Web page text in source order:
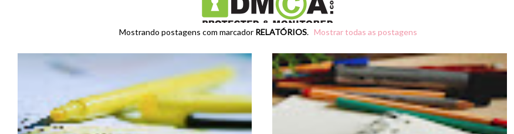
Mostrando postagens com marcador RELATÓRIOS. Mostrar todas as postagens